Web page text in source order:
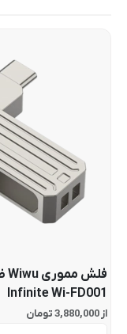
Infinite Wi-FD001
از 3,880,000 تومان